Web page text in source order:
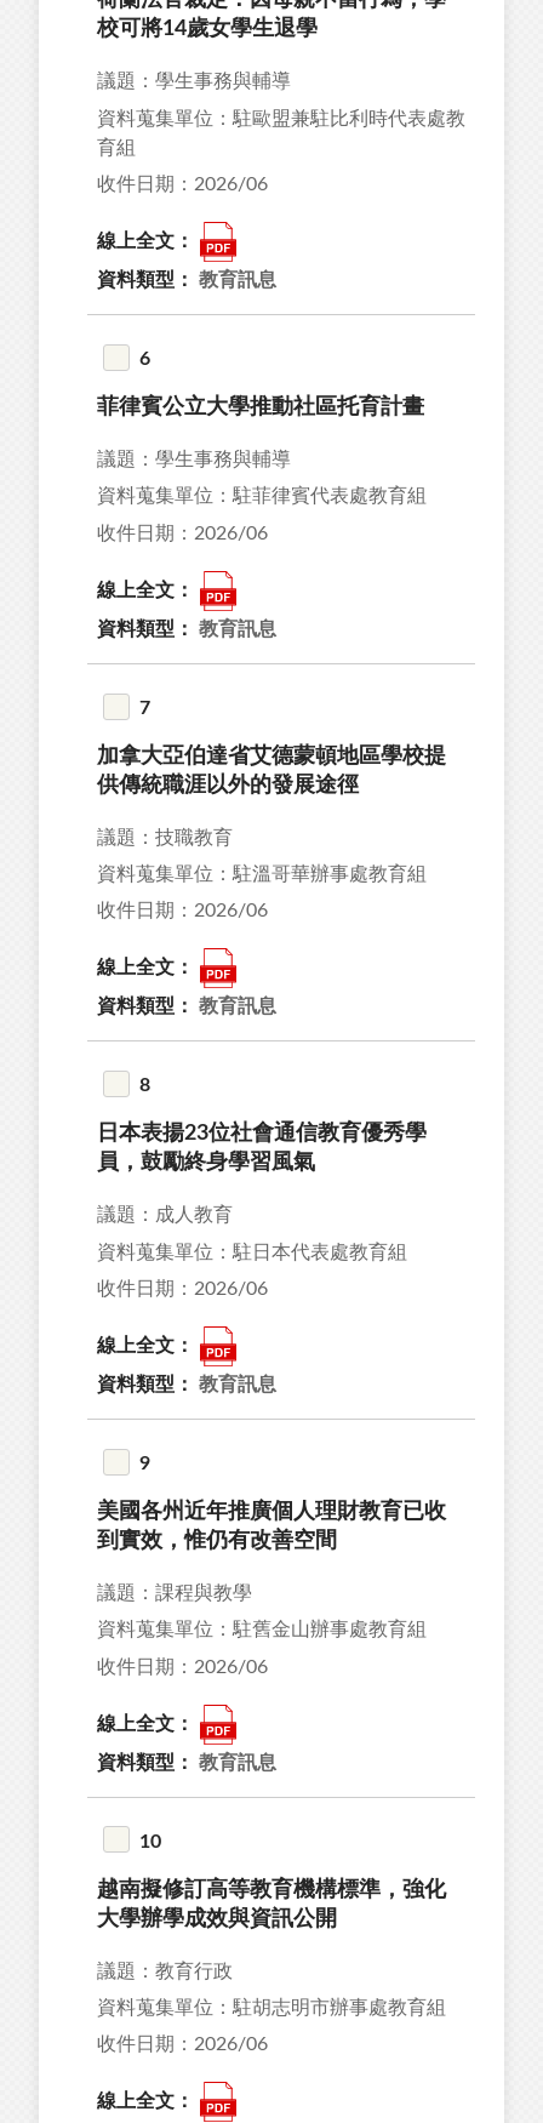
校可將14歲女學生退學
議題：學生事務與輔導
資料蒐集單位：駐歐盟兼駐比利時代表處教
育組
收件日期：2026/06
線上全文：
資料類型： 教育訊息
6
菲律賓公立大學推動社區托育計畫
議題：學生事務與輔導
資料蒐集單位：駐菲律賓代表處教育組
收件日期：2026/06
線上全文：
資料類型： 教育訊息
7
加拿大亞伯達省艾德蒙頓地區學校提
供傳統職涯以外的發展途徑
議題：技職教育
資料蒐集單位：駐溫哥華辦事處教育組
收件日期：2026/06
線上全文：
資料類型： 教育訊息
8
日本表揚23位社會通信教育優秀學
員，鼓勵終身學習風氣
議題：成人教育
資料蒐集單位：駐日本代表處教育組
收件日期：2026/06
線上全文：
資料類型： 教育訊息
9
美國各州近年推廣個人理財教育已收
到實效，惟仍有改善空間
議題：課程與教學
資料蒐集單位：駐舊金山辦事處教育組
收件日期：2026/06
線上全文：
資料類型： 教育訊息
10
越南擬修訂高等教育機構標準，強化
大學辦學成效與資訊公開
議題：教育行政
資料蒐集單位：駐胡志明市辦事處教育組
收件日期：2026/06
線上全文：